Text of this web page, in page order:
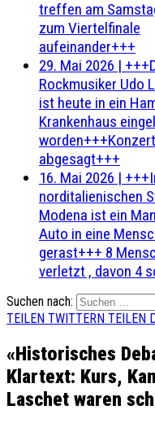
treffen am
zum Viertelfinale
aufeinander+++
29. Mai 2026 |
Rockmusiker Udo
ist heute in ein
Krankenhaus
abgesagt+++
16. Mai 2026 |
norditalienischen
Modena ist ein
Auto in eine
gerast+++ 8
verletzt , davon 4
Suchen nach:
TEILEN TWITTERN TEILEN
«Historisches
Klartext: Kurs,
Laschet waren